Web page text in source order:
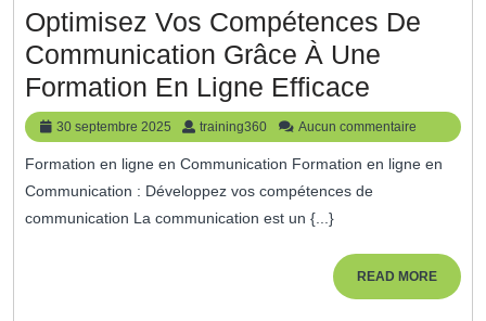
Votre
Succès
Financier
Optimisez Vos Compétences De
Communication Grâce À Une
Formation En Ligne Efficace
Vos
De
Grâce
À
30 septembre 2025
30
septembre
2025
training360 training360
Aucun commentaire
Formation en ligne en Communication Formation en ligne en
Communication : Développez vos compétences de
communication La communication est un {...}
READ MOREREAD
MORE